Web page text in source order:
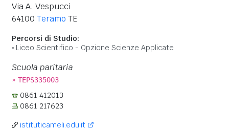
Via A. Vespucci
64100 Teramo TE
Percorsi di Studio:
Liceo Scientifico - Opzione Scienze Applicate
Scuola paritaria
» TEPS335003
0861 412013
0861 217623
istituticameli.edu.it